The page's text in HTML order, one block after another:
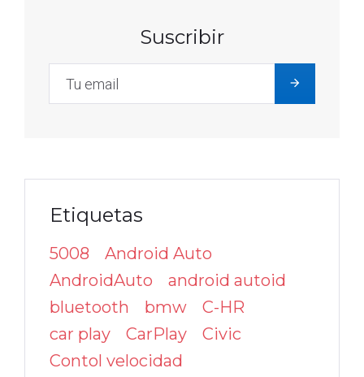
Suscribir
Etiquetas
5008
Android Auto
AndroidAuto
android autoid
bluetooth
bmw
C-HR
car play
CarPlay
Civic
Contol velocidad